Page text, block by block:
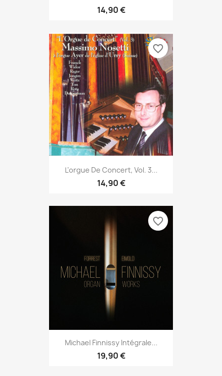
14,90 €
L'orgue De Concert, Vol. 3...
14,90 €
favorite_border
Michael Finnissy Intégrale...
19,90 €
favorite_border